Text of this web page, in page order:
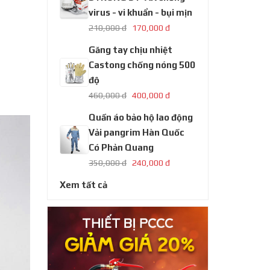
virus - vi khuẩn - bụi mịn
210,000 đ 170,000 đ
Găng tay chịu nhiệt
Castong chống nóng 500
độ
460,000 đ 400,000 đ
Quần áo bảo hộ lao động
Vải pangrim Hàn Quốc
Có Phản Quang
350,000 đ 240,000 đ
Xem tất cả